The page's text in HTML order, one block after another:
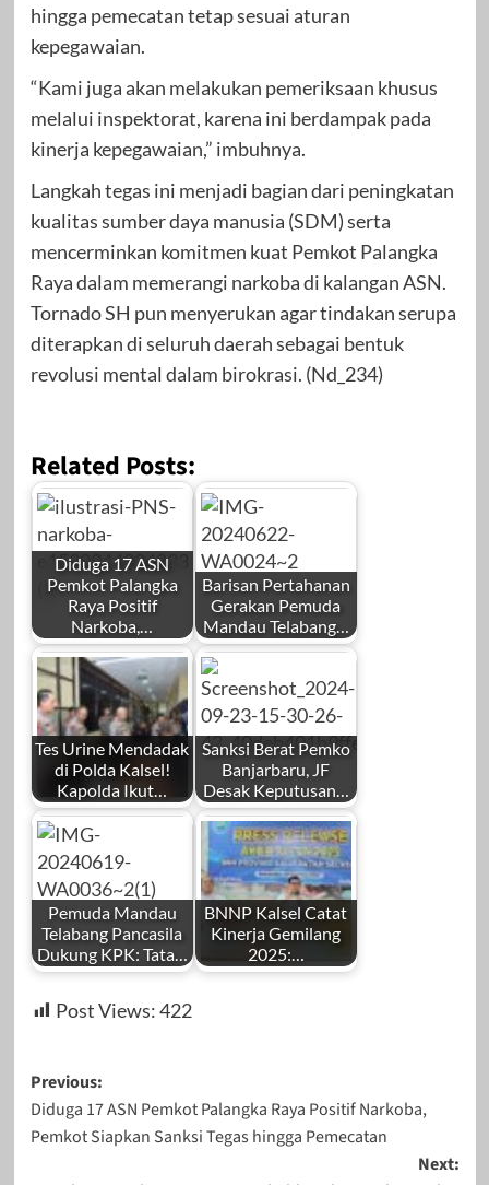
hingga pemecatan tetap sesuai aturan
kepegawaian.
“Kami juga akan melakukan pemeriksaan khusus
melalui inspektorat, karena ini berdampak pada
kinerja kepegawaian,” imbuhnya.
Langkah tegas ini menjadi bagian dari peningkatan
kualitas sumber daya manusia (SDM) serta
mencerminkan komitmen kuat Pemkot Palangka
Raya dalam memerangi narkoba di kalangan ASN.
Tornado SH pun menyerukan agar tindakan serupa
diterapkan di seluruh daerah sebagai bentuk
revolusi mental dalam birokrasi. (Nd_234)
Related Posts:
Diduga 17 ASN
Pemkot Palangka
Raya Positif
Narkoba,…
Barisan Pertahanan
Gerakan Pemuda
Mandau Telabang…
Tes Urine Mendadak
di Polda Kalsel!
Kapolda Ikut…
Sanksi Berat Pemko
Banjarbaru, JF
Desak Keputusan…
Pemuda Mandau
Telabang Pancasila
Dukung KPK: Tata…
BNNP Kalsel Catat
Kinerja Gemilang
2025:…
Post Views:422
Post
navigation
Previous:
Diduga 17 ASN Pemkot Palangka Raya Positif Narkoba,
Pemkot Siapkan Sanksi Tegas hingga Pemecatan
Next: